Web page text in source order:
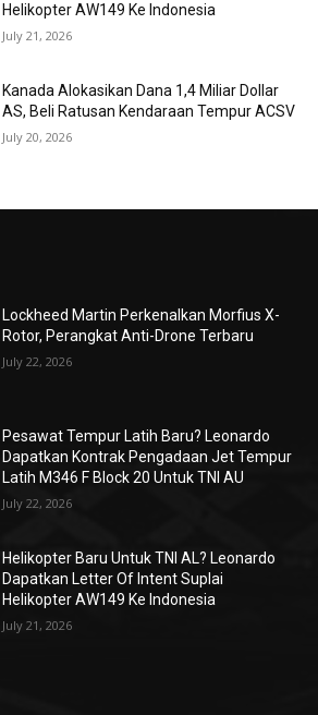
Helikopter AW149 Ke Indonesia
July 21, 2026
Kanada Alokasikan Dana 1,4 Miliar Dollar
AS, Beli Ratusan Kendaraan Tempur ACSV
July 20, 2026
Lockheed Martin Perkenalkan Morfius X-
Rotor, Perangkat Anti-Drone Terbaru
July 22, 2026
Pesawat Tempur Latih Baru? Leonardo
Dapatkan Kontrak Pengadaan Jet Tempur
Latih M346 F Block 20 Untuk TNI AU
July 22, 2026
Helikopter Baru Untuk TNI AL? Leonardo
Dapatkan Letter Of Intent Suplai
Helikopter AW149 Ke Indonesia
July 21, 2026